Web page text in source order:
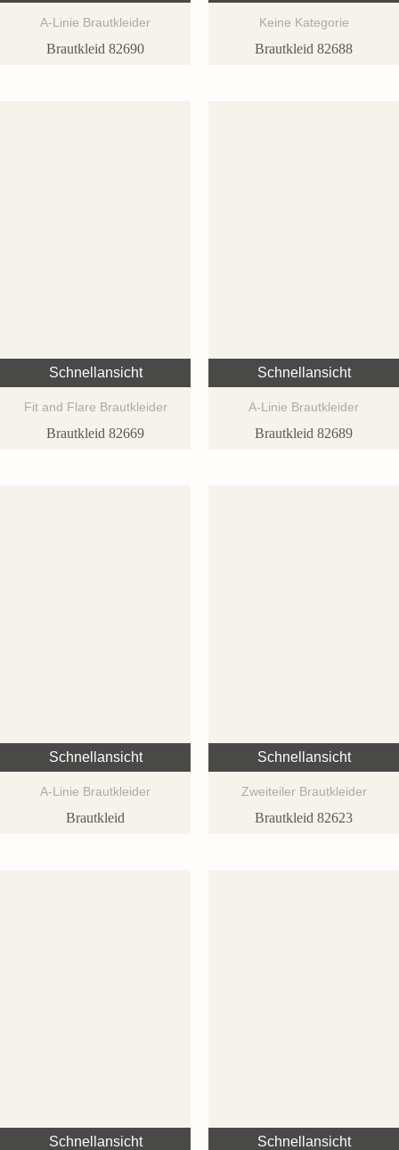
A-Linie Brautkleider
Brautkleid 82690
Keine Kategorie
Brautkleid 82688
Schnellansicht
Fit and Flare Brautkleider
Brautkleid 82669
Schnellansicht
A-Linie Brautkleider
Brautkleid 82689
Schnellansicht
A-Linie Brautkleider
Brautkleid
Schnellansicht
Zweiteiler Brautkleider
Brautkleid 82623
Schnellansicht Schnellansicht